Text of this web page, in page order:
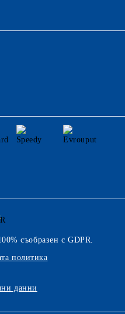
съобразен с GDPR.
политика
данни